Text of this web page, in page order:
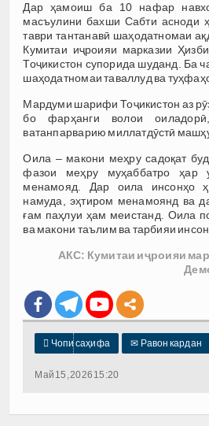
Дар ҳамоиш ба 10 нафар
масъулини бахши Сабти асноди
таври тантанавӣ шаҳодатномаи
Кумитаи иҷроияи марказии
Тоҷикистон супорида шуданд. Ба
шаҳодатномаи таваллуд ва
Мардуми шарифи Тоҷикистон аз
бо фарҳанги волои
ватанпарварию миллатдӯстӣ
Оила – макони меҳру садоқат
фазои меҳру муҳаббатро ҳар
менамояд. Дар оила инсонҳо
намуда, эҳтиром менамоянд ва
ғам паҳлуи ҳам меистанд. Оила
ва макони таълим ва тарбияи
АКС: Кумитаи иҷроияи
 Чопи саҳифа ✉ Равон кардан
Май 15, 2026 15:20